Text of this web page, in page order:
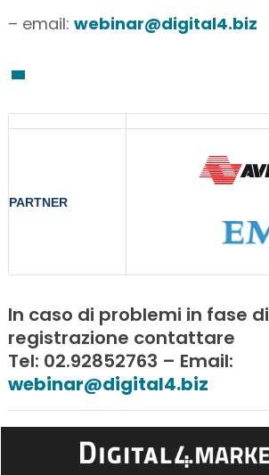
– email:webinar@digital4.biz
PARTNER
In caso di problemi in fase di
registrazione contattare
Tel: 02.92852763 – Email:
webinar@digital4.biz